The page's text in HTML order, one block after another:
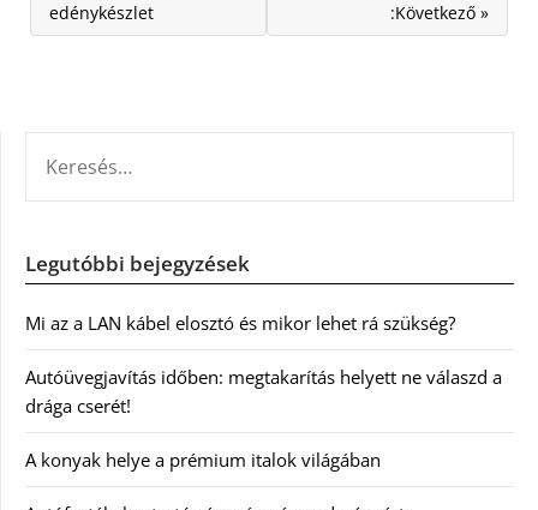
edénykészlet
:Következő »
Legutóbbi bejegyzések
Mi az a LAN kábel elosztó és mikor lehet rá szükség?
Autóüvegjavítás időben: megtakarítás helyett ne válaszd a
drága cserét!
A konyak helye a prémium italok világában